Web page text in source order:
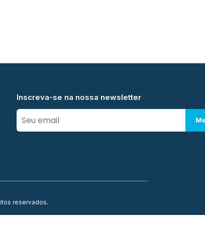
Inscreva-se na nossa newsletter
reservados.